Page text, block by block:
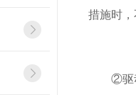
措施时
②驱动